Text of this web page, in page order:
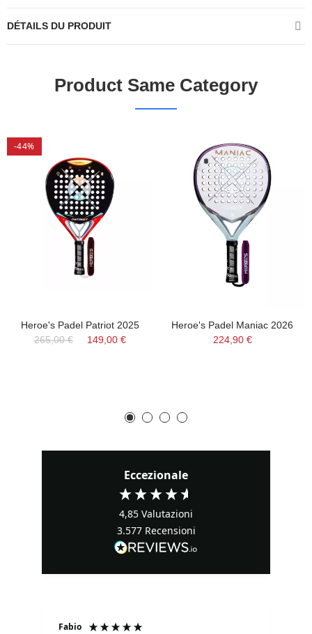
DÉTAILS DU PRODUIT
Product Same Category
-44%
Heroe's Padel Patriot 2025
265,00 €
149,00 €
Heroe's Padel Maniac 2026
224,90 €
Eccezionale
4,85 Valutazioni
3.577 Recensioni
Fabio